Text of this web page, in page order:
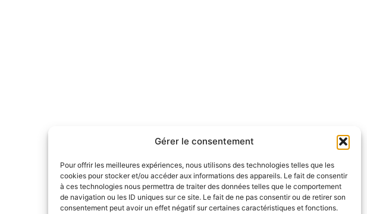
Gérer le consentement
Pour offrir les meilleures expériences, nous utilisons des technologies telles que les
cookies pour stocker et/ou accéder aux informations des appareils. Le fait de consentir
à ces technologies nous permettra de traiter des données telles que le comportement
de navigation ou les ID uniques sur ce site. Le fait de ne pas consentir ou de retirer son
consentement peut avoir un effet négatif sur certaines caractéristiques et fonctions.